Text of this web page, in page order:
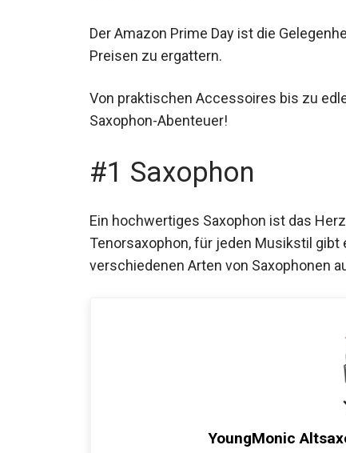
Der Amazon Prime Day ist die
Preisen zu ergattern.
Von praktischen Accessoires bis zu
Saxophon-Abenteuer!
#1 Saxophon
Ein hochwertiges Saxophon ist das
Tenorsaxophon, für jeden Musikstil
verschiedenen Arten von Saxophonen
YoungMonic